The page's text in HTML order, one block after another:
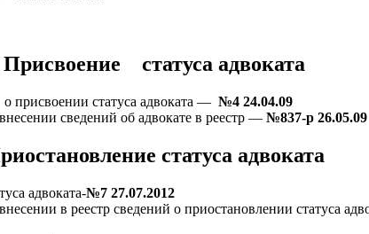
Присвоение статуса адвоката
присвоении статуса адвоката — №4 24.04.09
сведений об адвокате в реестр — №837-р 26.05.09
статуса адвоката
адвоката-№7 27.07.2012
в реестр сведений о приостановлении статуса